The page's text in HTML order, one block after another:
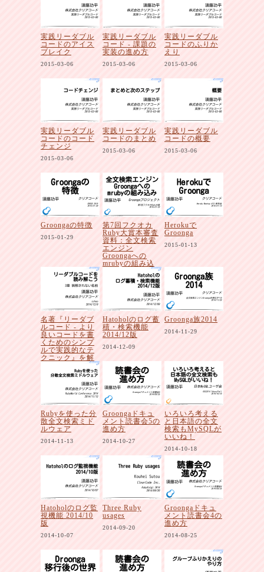
実践リーダブル
コードのアイス
ブレイク
2015-03-06
実践リーダブル
コード - 課題の
実装の進め方
2015-03-06
実践リーダブル
コードのふりか
えり
2015-03-06
実践リーダブル
コードのコード
チェンジ
2015-03-06
実践リーダブル
コードのまとめ
2015-03-06
実践リーダブル
コードの概要
2015-03-06
Groongaの特徴
2015-01-29
第7回フクオカ
Ruby大賞本審査
資料：全文検索
エンジン
Groongaへの
mrubyの組み込
2015-01-23
Herokuで
Groonga
2015-01-13
名著『リーダブ
ルコード - より
良いコードを書
くためのシンプ
ルで実践的なテ
クニック』を解
説者と一緒に読
み解こう
Hatoholのログ蓄
積・検索機能
2014/12版
2014-12-09
Groonga族2014
2014-11-29
Rubyを使った分
散全文検索ミド
ルウェア
2014-11-13
Groongaドキュ
メント読書会5の
進め方
2014-10-27
いろいろ考える
と日本語の全文
検索もMySQLが
いいね！
2014-10-18
Hatoholのログ監
視機能 2014/10
版
2014-10-07
Three Ruby
usages
2014-09-20
Groongaドキュ
メント読書会4の
進め方
2014-08-25